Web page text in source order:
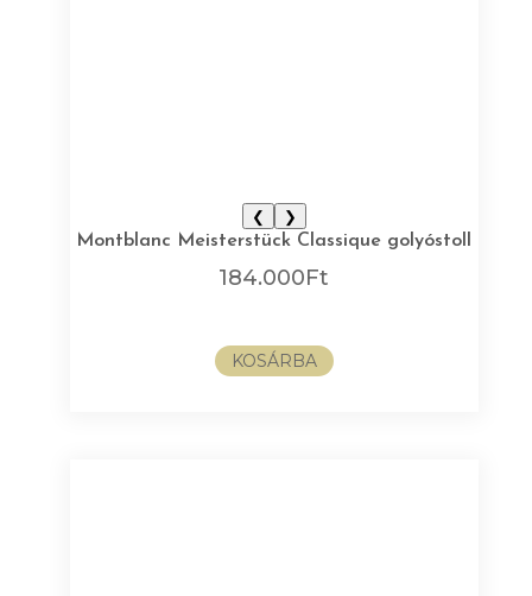
❮
❯
Montblanc Meisterstück Classique golyóstoll
184.000Ft
KOSÁRBA